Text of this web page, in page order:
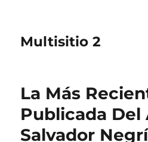
Multisitio 2
La Más
Publicada Del
Salvador